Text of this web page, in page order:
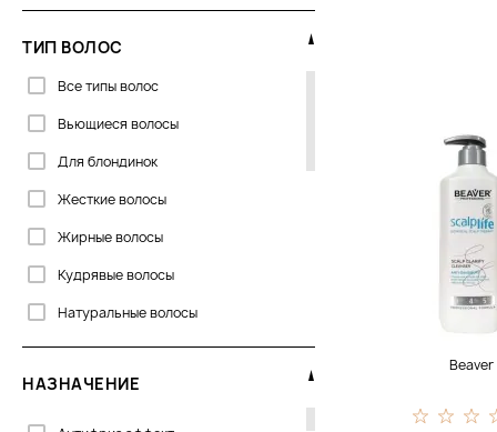
Joico
La Biosthetique
La Sultane De Saba
ТИП ВОЛОС
Все типы волос
Вьющиеся волосы
Для блондинок
Жесткие волосы
Жирные волосы
Кудрявые волосы
Натуральные волосы
Непослушные волосы
Нормальные волосы
Окрашеные волосы
НАЗНАЧЕНИЕ
Beaver